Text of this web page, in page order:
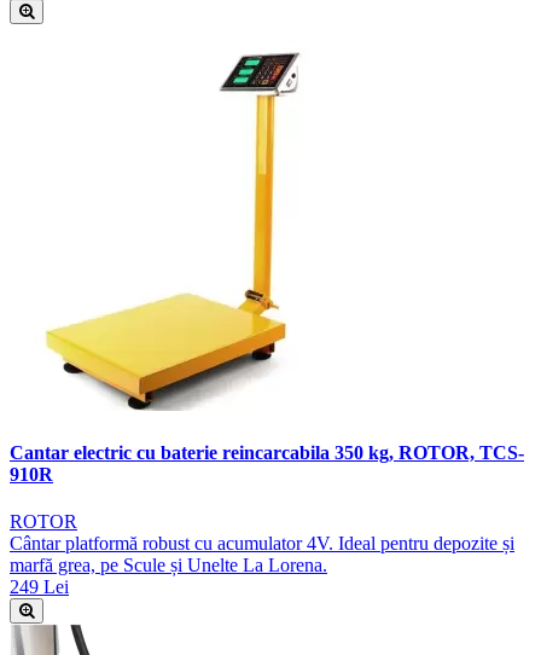
Cantar electric cu baterie reincarcabila 350 kg, ROTOR, TCS-
910R
ROTOR
Cântar platformă robust cu acumulator 4V. Ideal pentru depozite și
marfă grea, pe Scule și Unelte La Lorena.
249 Lei